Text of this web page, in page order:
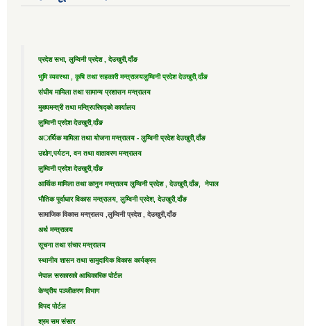
प्रदेश सभा, लुम्विनी प्रदेश , देउखुरी,दाँङ
भुमि व्यवस्था , कृषि तथा सहकारी मन्त्रालयलुम्विनी प्रदेश देउखुरी,दाँङ
संघीय मामिला तथा सामान्य प्रशासन मन्त्रालय
मुख्यमन्त्री तथा मन्त्रिपरिषद्को कार्यालय
लुम्विनी प्रदेश देउखुरी,दाँङ
अार्थिक मामिला तथा योजना मन्त्रालय - लुम्विनी प्रदेश देउखुरी,दाँङ
उद्याेग,पर्यटन, वन तथा वातावरण मन्त्रालय
लुम्विनी प्रदेश देउखुरी,दाँङ
आर्थिक मामिला तथा कानुन मन्त्रालय लुम्विनी प्रदेश , देउखुरी,दाँङ, नेपाल
भौतिक पूर्वाधार विकास मन्त्रालय, लुम्विनी प्रदेश, देउखुरी,दाँङ
सामाजिक विकास मन्त्रालय ,लुम्विनी प्रदेश , देउखुरी,दाँङ
अर्थ मन्त्रालय
सूचना तथा संचार मन्त्रालय
स्थानीय शासन तथा सामुदायिक विकास कार्यक्रम
नेपाल सरकारको आधिकारिक पोर्टल
केन्द्रीय पञ्जीकरण विभाग
विपद पोर्टल
श्रम सम संसार